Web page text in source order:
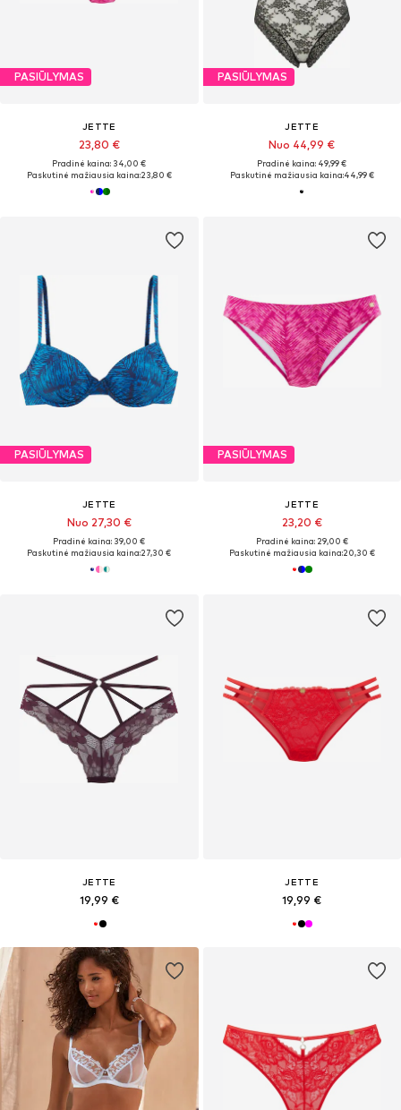
PASIŪLYMAS
JETTE
23,80 €
Pradinė kaina: 34,00 €
Paskutinė mažiausia kaina:23,80 €
PASIŪLYMAS
JETTE
Nuo 44,99 €
Pradinė kaina: 49,99 €
Paskutinė mažiausia kaina:44,99 €
PASIŪLYMAS
JETTE
Nuo 27,30 €
Pradinė kaina: 39,00 €
Paskutinė mažiausia kaina:27,30 €
PASIŪLYMAS
JETTE
23,20 €
Pradinė kaina: 29,00 €
Paskutinė mažiausia kaina:20,30 €
JETTE
19,99 €
JETTE
19,99 €